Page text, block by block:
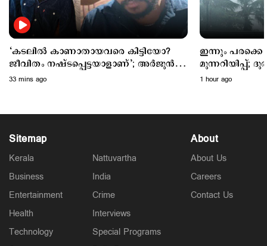
വ്യക്തതവരുത്തി ധനമന്ത്രാലയം
9 hours ago
തൂഫാനെ പോലെ ആയങ്കിയെ തൂക്കണം,
തൂക്കിക്കൊല്ലരുത്: എം.വി.ജയരാജന്‍
‘കടലില്‍ കാണാതായവരെ കിട്ടിയോ?
ജീവിതം നഷ്ടപ്പെട്ടയാളാണ്’; അര്‍ജുന്‍
ആയങ്കിയുടെ പ്രതികരണം
33 mins ago
ഇന്നും പരക്കെ
മുന്നറിയിപ്പ്;
1 hour ago
Sitemap
Kerala
Business
Entertainment
Health
Technology
Nattuvartha
India
Crime
Interviews
Special Programs
About
About Us
Careers
Contact Us